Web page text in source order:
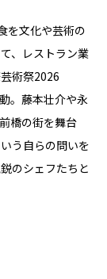
を文化や芸術の
、レストラン業
術祭2026
。藤本壮介や永
橋の街を舞台
う自らの問いを
のシェフたちと